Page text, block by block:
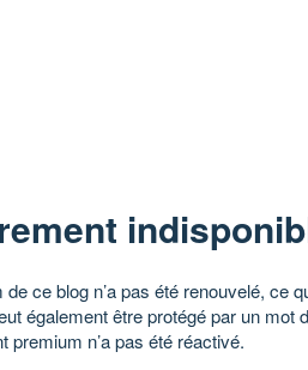
ce blog n’a pas été renouvelé, ce
également être protégé par un mot
premium n’a pas été réactivé.